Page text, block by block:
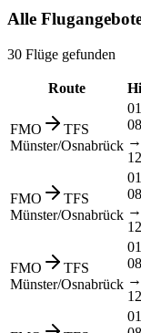
Alle
30 Flüge gefunden
Route
FMO
TFS
Münster/Osnabrück →
FMO
TFS
Münster/Osnabrück →
FMO
TFS
Münster/Osnabrück →